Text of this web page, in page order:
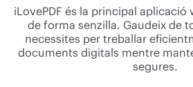
iLovePDF és la principal aplicació
de forma senzilla. Gaudeix de
necessites per treballar
documents digitals mentre
segures.